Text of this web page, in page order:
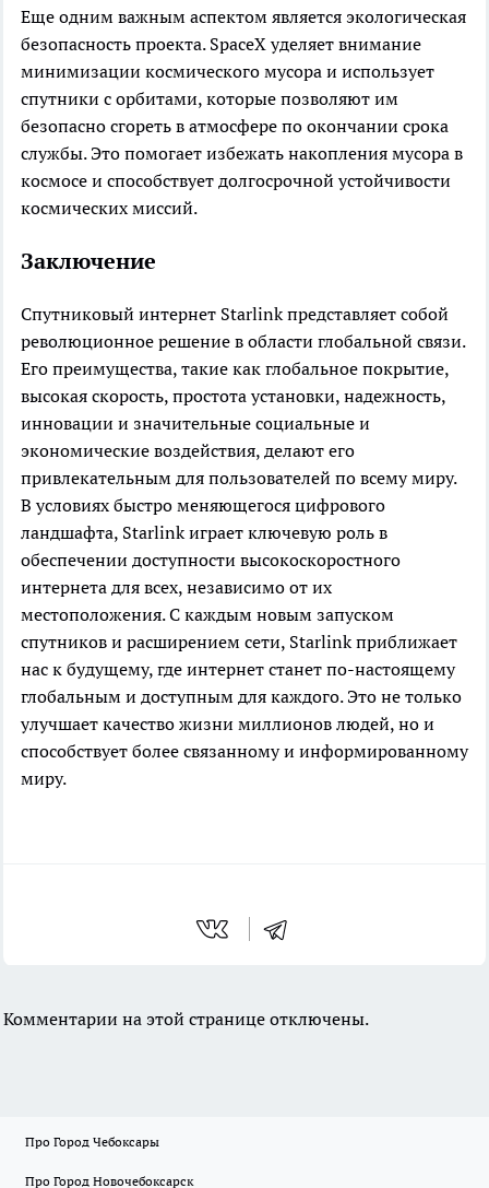
Еще одним важным аспектом является экологическая
безопасность проекта. SpaceX уделяет внимание
минимизации космического мусора и использует
спутники с орбитами, которые позволяют им
безопасно сгореть в атмосфере по окончании срока
службы. Это помогает избежать накопления мусора в
космосе и способствует долгосрочной устойчивости
космических миссий.
Заключение
Спутниковый интернет Starlink представляет собой
революционное решение в области глобальной связи.
Его преимущества, такие как глобальное покрытие,
высокая скорость, простота установки, надежность,
инновации и значительные социальные и
экономические воздействия, делают его
привлекательным для пользователей по всему миру.
В условиях быстро меняющегося цифрового
ландшафта, Starlink играет ключевую роль в
обеспечении доступности высокоскоростного
интернета для всех, независимо от их
местоположения. С каждым новым запуском
спутников и расширением сети, Starlink приближает
нас к будущему, где интернет станет по-настоящему
глобальным и доступным для каждого. Это не только
улучшает качество жизни миллионов людей, но и
способствует более связанному и информированному
миру.
Комментарии на этой странице отключены.
Про Город Чебоксары
Про Город Новочебоксарск